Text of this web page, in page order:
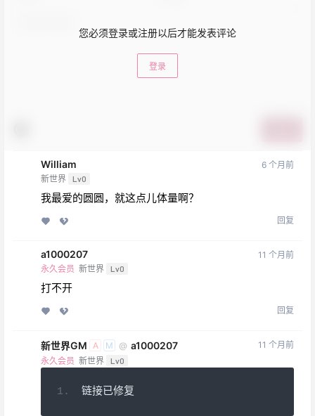
您必须登录或注册以后才能发表评论
登录
William
新世界 Lv0
6 个月前
我最爱的圆圆，就这点儿体量啊？
回复
a1000207
永久会员 新世界 Lv0
11 个月前
打不开
回复
新世界GM A M @ a1000207
永久会员 新世界 Lv0
11 个月前
链接已修复